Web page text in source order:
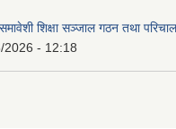
शिक्षा सञ्जाल गठन तथा
2026 - 12:18